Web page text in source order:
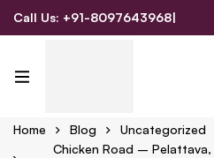
Call Us: +91-8097643968|
Email Us:
Home Blog
Uncategorized
Chicken Road –